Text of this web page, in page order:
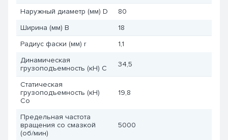
Наружный диаметр (мм) D
80
Ширина (мм) B
18
Радиус фаски (мм) r
1,1
Динамическая
грузоподъемность (кН) C
34,5
Статическая
грузоподъемность (кН)
Co
19,8
Предельная частота
вращения со смазкой
(об/мин)
5000